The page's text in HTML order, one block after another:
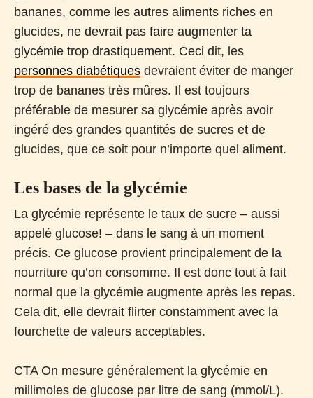
bananes, comme les autres aliments riches en
glucides, ne devrait pas faire augmenter ta
glycémie trop drastiquement. Ceci dit, les
personnes diabétiques devraient éviter de manger
trop de bananes très mûres. Il est toujours
préférable de mesurer sa glycémie après avoir
ingéré des grandes quantités de sucres et de
glucides, que ce soit pour n’importe quel aliment.
Les bases de la glycémie
La glycémie représente le taux de sucre – aussi
appelé glucose! – dans le sang à un moment
précis. Ce glucose provient principalement de la
nourriture qu’on consomme. Il est donc tout à fait
normal que la glycémie augmente après les repas.
Cela dit, elle devrait flirter constamment avec la
fourchette de valeurs acceptables.
CTA On mesure généralement la glycémie en
millimoles de glucose par litre de sang (mmol/L).